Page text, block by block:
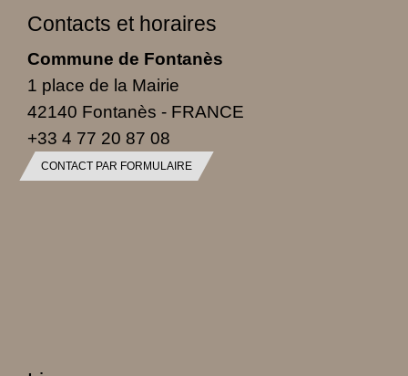
Contacts et horaires
Commune de Fontanès
1 place de la Mairie
42140 Fontanès - FRANCE
+33 4 77 20 87 08
CONTACT PAR FORMULAIRE